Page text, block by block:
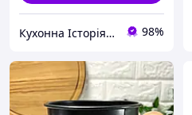
Кухонна Історія - товари для кухні та дому 98%